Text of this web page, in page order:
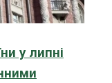
у липні